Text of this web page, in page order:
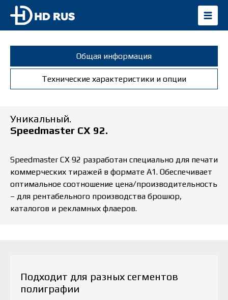
Общая информация
Технические характеристики и опции
Уникальный.
Speedmaster CX 92.
Speedmaster CX 92 разработан специально для печати
коммерческих тиражей в формате А1. Обеспечивает
оптимальное соотношение цена/производительность
– для рентабельного производства брошюр,
каталогов и рекламных флаеров.
Подходит для разных сегментов
полиграфии